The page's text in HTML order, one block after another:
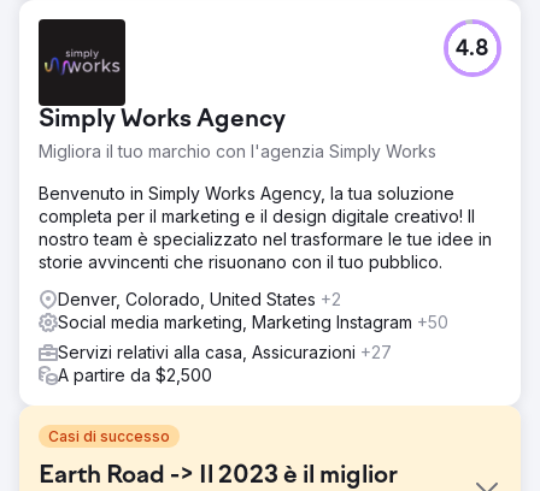
Simply Works Agency
Migliora il tuo marchio con l'agenzia Simply Works
4.8
Benvenuto in Simply Works Agency, la tua soluzione
completa per il marketing e il design digitale creativo! Il
nostro team è specializzato nel trasformare le tue idee in
storie avvincenti che risuonano con il tuo pubblico.
Denver, Colorado, United States +2
Social media marketing, Marketing Instagram +50
Servizi relativi alla casa, Assicurazioni +27
A partire da $2,500
Casi di successo
Earth Road -> Il 2023 è il miglior